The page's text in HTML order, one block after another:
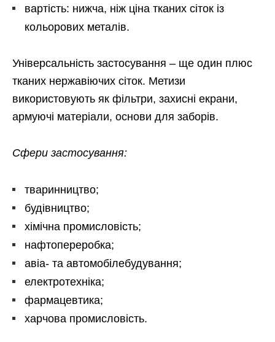
вартість: нижча, ніж ціна тканих сіток із
кольорових металів.
Універсальність застосування – ще один плюс
тканих нержавіючих сіток. Метизи
використовують як фільтри, захисні екрани,
армуючі матеріали, основи для заборів.
Сфери застосування:
тваринництво;
будівництво;
хімічна промисловість;
нафтопереробка;
авіа- та автомобілебудування;
електротехніка;
фармацевтика;
харчова промисловість.